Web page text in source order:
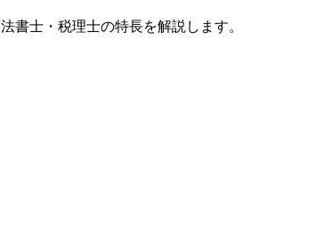
書士・税理士の特長を解説します。